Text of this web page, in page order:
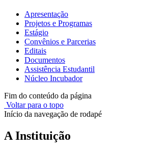
Apresentação
Projetos e Programas
Estágio
Convênios e Parcerias
Editais
Documentos
Assistência Estudantil
Núcleo Incubador
Fim do conteúdo da página
Voltar para o topo
Início da navegação de rodapé
A Instituição